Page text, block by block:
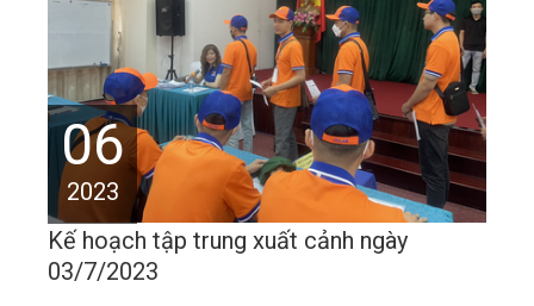
06
2023
Kế hoạch tập trung xuất cảnh ngày
03/7/2023